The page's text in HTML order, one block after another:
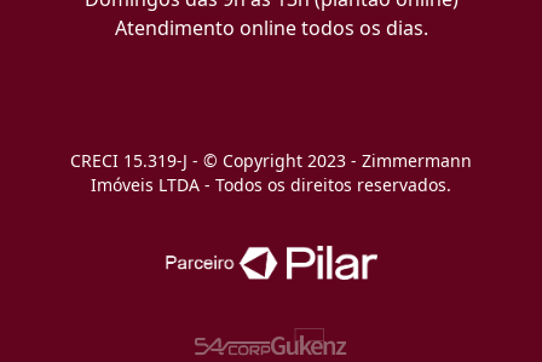
Atendimento online todos os dias.
CRECI 15.319-J - © Copyright 2023 - Zimmermann
Imóveis LTDA - Todos os direitos reservados.